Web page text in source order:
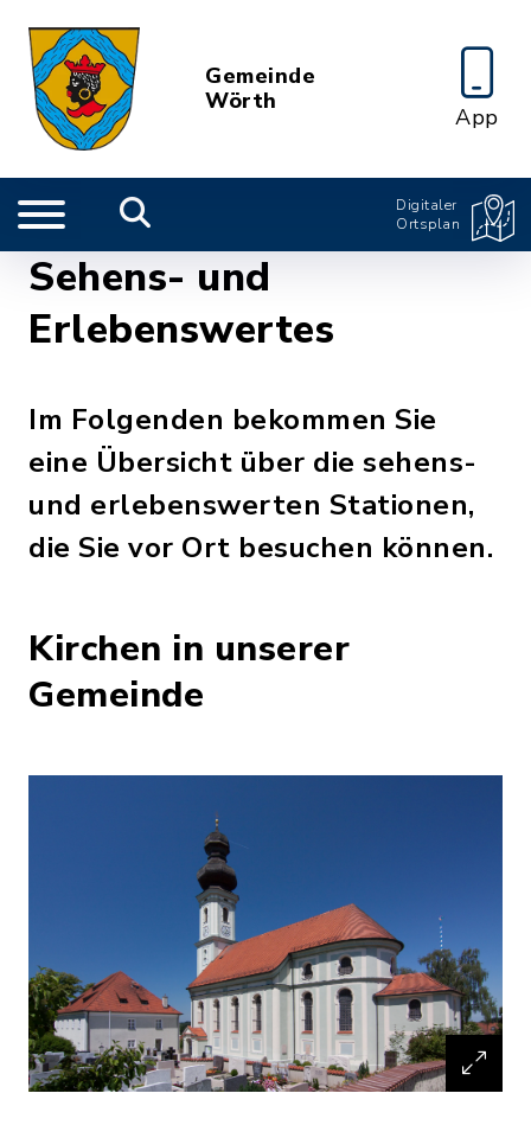
Gemeinde
Wörth
App
Digitaler
Ortsplan
Sehens- und
Erlebenswertes
Im Folgenden bekommen Sie
eine Übersicht über die sehens-
und erlebenswerten Stationen,
die Sie vor Ort besuchen können.
Kirchen in unserer
Gemeinde